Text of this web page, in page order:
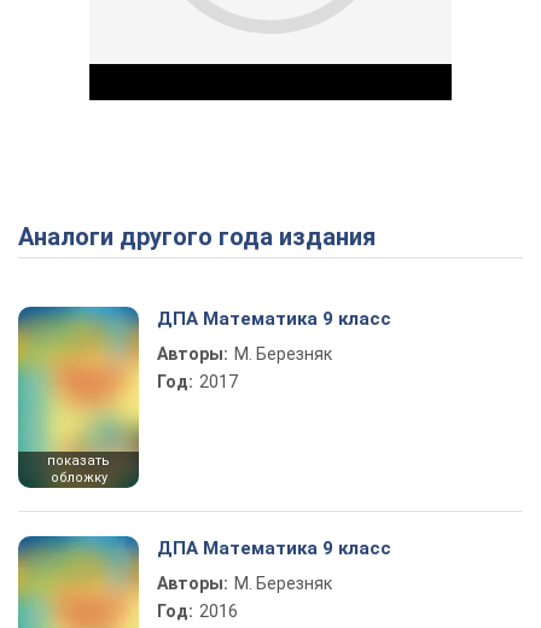
Play Video
Аналоги другого года издания
показать
обложку
ДПА Математика 9 класс
Авторы: М. Березняк
Год: 2017
ДПА Математика 9 класс
Авторы: М. Березняк
Год: 2016